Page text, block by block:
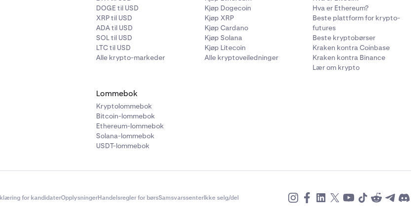
DOGE til USD
XRP til USD
ADA til USD
SOL til USD
LTC til USD
Alle krypto-markeder
Kjøp Dogecoin
Kjøp XRP
Kjøp Cardano
Kjøp Solana
Kjøp Litecoin
Alle kryptoveiledninger
Hva er Ethereum?
Beste plattform for krypto-
futures
Beste kryptobørser
Kraken kontra Coinbase
Kraken kontra Binance
Lær om krypto
Lommebok
Kryptolommebok
Bitcoin-lommebok
Ethereum-lommebok
Solana-lommebok
USDT-lommebok
for kandidaterOpplysningerHandelsregler for børsSamsvarssenterIkke selg/del